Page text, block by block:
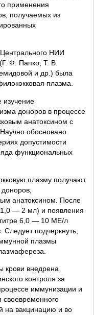
применения
получаемых из
НИИ
Ф. Папко, Т. В.
и др.) была
плазма.
изучение
доноров в процессе
анатоксином с
обосновано
допустимости
функциональных
плазму получают
анатоксином. После
— 2 мл) и появления
титре 6,0 — 10 МЕ/л
подчеркнуть,
плазмы
крови внедрена
контроля за
иммунизации и
на вакцинацию и во